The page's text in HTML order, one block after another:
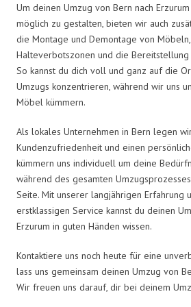
Um deinen Umzug von Bern nach
möglich zu gestalten, bieten wir auch
die Montage und Demontage von
Halteverbotszonen und die Bereitstellung
So kannst du dich voll und ganz auf die
Umzugs konzentrieren, während wir uns
Möbel kümmern.
Als lokales Unternehmen in Bern legen
Kundenzufriedenheit und einen
kümmern uns individuell um deine
während des gesamten
Seite. Mit unserer langjährigen Erfahrung
erstklassigen Service kannst du deinen
Erzurum in guten Händen wissen.
Kontaktiere uns noch heute für eine
lass uns gemeinsam deinen Umzug von
Wir freuen uns darauf, dir bei deinem